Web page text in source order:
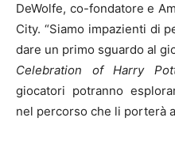
DeWolfe, co-fondatore e
City. “Siamo impazienti di
dare un primo sguardo al
Celebration of Harry
giocatori potranno
nel percorso che li porterà